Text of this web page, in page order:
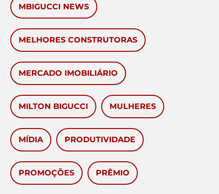
MBIGUCCI NEWS
MELHORES CONSTRUTORAS
MERCADO IMOBILIÁRIO
MILTON BIGUCCI MULHERES
MÍDIA PRODUTIVIDADE
PROMOÇÕES PRÊMIO